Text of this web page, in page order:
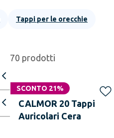
Tappi per le orecchie
70 prodotti
SCONTO 21%
CALMOR 20 Tappi
Auricolari Cera